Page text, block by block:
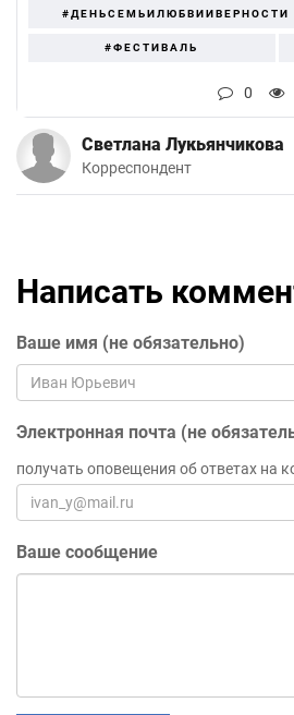
#ДЕНЬСЕМЬИЛЮБВИИВЕРНОСТИ
#ФЕСТИВАЛЬ
0
Светлана Лукьянчикова
Корреспондент
Написать
Ваше имя (не обязательно)
Электронная почта (не
получать оповещения об ответах на
Ваше сообщение